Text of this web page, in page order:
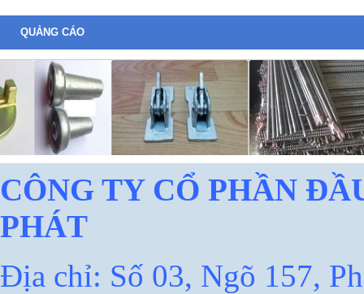
QUẢNG CÁO
CÔNG TY CỔ PHẦN
PHÁT
Địa chỉ: Số 03, Ngõ 157,